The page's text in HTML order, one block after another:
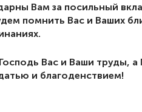
Вам за посильный
помнить Вас и Ваших
Вас и Ваши труды,
и благоденствием!